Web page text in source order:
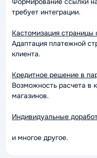
требует интеграции.
Кастомизация страницы
Адаптация платежной
клиента.
Кредитное решение в
Возможность расчета в
магазинов.
Индивидуальные
и многое другое.